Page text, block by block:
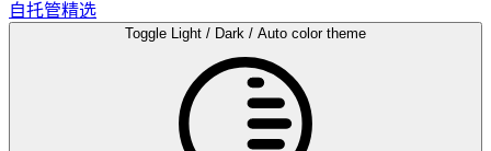
自托管精选
Toggle Light / Dark / Auto color theme